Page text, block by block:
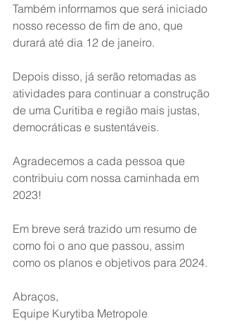
Também informamos que será iniciado
nosso recesso de fim de ano, que
durará até dia 12 de janeiro.
Depois disso, já serão retomadas as
atividades para continuar a construção
de uma Curitiba e região mais justas,
democráticas e sustentáveis.
Agradecemos a cada pessoa que
contribuiu com nossa caminhada em
2023!
Em breve será trazido um resumo de
como foi o ano que passou, assim
como os planos e objetivos para 2024.
Abraços,
Equipe Kurytiba Metropole